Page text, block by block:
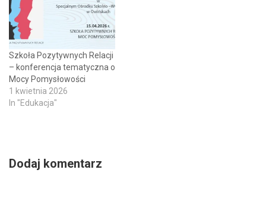
Szkoła Pozytywnych Relacji
– konferencja tematyczna o
Mocy Pomysłowości
1 kwietnia 2026
In "Edukacja"
Dodaj komentarz